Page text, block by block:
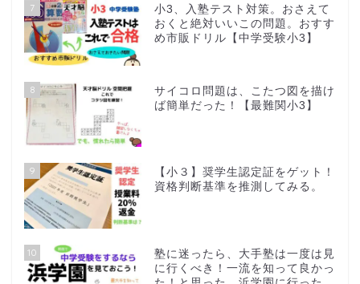
7
小3、入塾テスト対策。おさえて
おくと絶対いいこの問題。おすす
め市販ドリル【中学受験小3】
8
サイコロ問題は、こたつ図を描け
ば簡単だった！【最難関小3】
9
【小３】奨学生認定証をゲット！
資格判断基準を推測してみる。
10
塾に迷ったら、大手塾は一度は見
に行くべき！一流を知って良かっ